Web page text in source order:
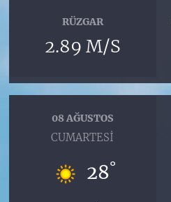
RÜZGAR
2.89 M/S
08 AĞUSTOS
CUMARTESI
28°